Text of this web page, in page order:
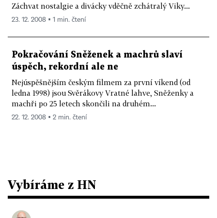
Záchvat nostalgie a divácky vděčně zchátralý Viky...
23. 12. 2008 ▪ 1 min. čtení
Pokračování Sněženek a machrů slaví
úspěch, rekordní ale ne
Nejúspěšnějším českým filmem za první víkend (od
ledna 1998) jsou Svěrákovy Vratné lahve, Sněženky a
machři po 25 letech skončili na druhém...
22. 12. 2008 ▪ 2 min. čtení
Vybíráme z HN